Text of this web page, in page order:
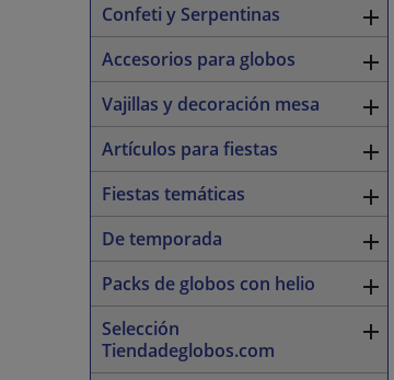
Confeti y Serpentinas 
Accesorios para globos 
Vajillas y decoración mesa 
Artículos para fiestas 
Fiestas temáticas 
De temporada 
Packs de globos con helio 
Selección
Tiendadeglobos.com
